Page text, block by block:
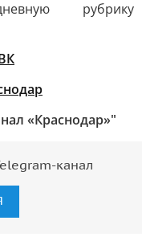
рубрику
«Краснодар»"
канал